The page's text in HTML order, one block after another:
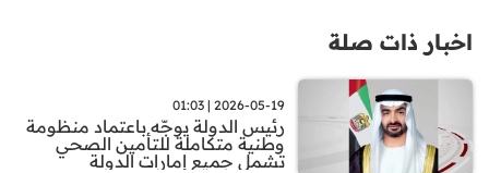
اخبار ذات صلة
2026-05-19 | 01:03
رئيس الدولة يوجّه باعتماد منظومة
وطنية متكاملة للتأمين الصحي
تشمل جميع إمارات الدولة